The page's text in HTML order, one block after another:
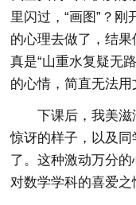
里闪过，“画图”？
的心理去做了，结
真是“山重水复疑无
的心情，简直无法
下课后，我美
惊讶的样子，以及
了。这种激动万分
对数学学科的喜爱之